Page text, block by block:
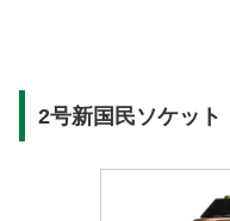
2号新国民ソケット